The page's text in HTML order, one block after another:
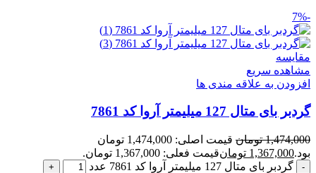
-7%
مقایسه
مشاهده سریع
افزودن به علاقه مندی ها
گردبر بای متال 127 میلیمتر آروا کد 7861
1,474,000 تومان
قیمت اصلی: 1,474,000 تومان
بود.1,367,000 تومانقیمت فعلی: 1,367,000 تومان.
گردبر بای متال 127 میلیمتر آروا کد 7861 عدد